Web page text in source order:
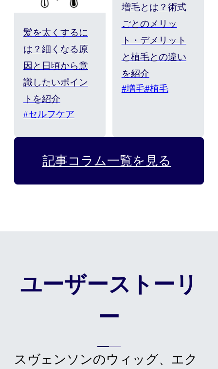
髪を太くするに
は？細くなる原
因と日頃から意
識したいポイン
トを紹介
#セルフケア
増毛とは？術式
ごとのメリッ
ト・デメリット
と植毛との違い
を紹介
#増毛#植毛
記事コラム一覧を見る
ユーザーストーリ
ー
スヴェンソンのウィッグ、エク